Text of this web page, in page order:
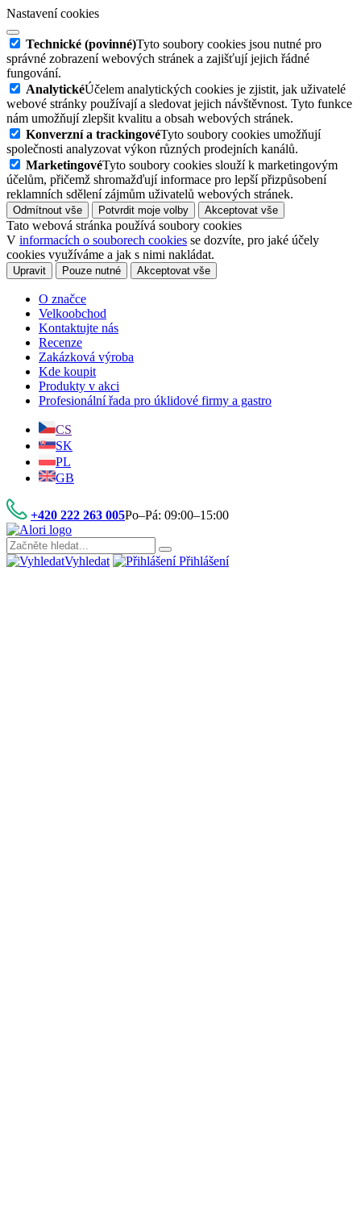
Nastavení cookies
Technické (povinné)Tyto soubory cookies jsou nutné pro
správné zobrazení webových stránek a zajišťují jejich řádné
fungování.
AnalytickéÚčelem analytických cookies je zjistit, jak uživatelé
webové stránky používají a sledovat jejich návštěvnost. Tyto funkce
nám umožňují zlepšit kvalitu a obsah webových stránek.
Konverzní a trackingovéTyto soubory cookies umožňují
společnosti analyzovat výkon různých prodejních kanálů.
MarketingovéTyto soubory cookies slouží k marketingovým
účelům, přičemž shromažďují informace pro lepší přizpůsobení
reklamních sdělení zájmům uživatelů webových stránek.
Odmítnout vše Potvrdit moje volby Akceptovat vše
Tato webová stránka používá soubory cookies
V informacích o souborech cookies se dozvíte, pro jaké účely
cookies využíváme a jak s nimi nakládat.
Upravit Pouze nutné Akceptovat vše
O značce
Velkoobchod
Kontaktujte nás
Recenze
Zakázková výroba
Kde koupit
Produkty v akci
Profesionální řada pro úklidové firmy a gastro
CS
SK
PL
GB
+420 222 263 005Po–Pá: 09:00–15:00
Vyhledat Přihlášení